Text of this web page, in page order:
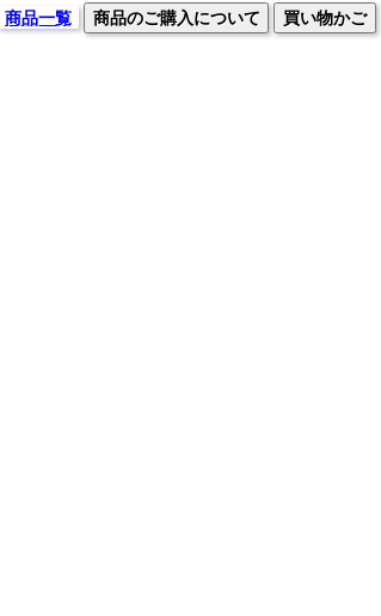
商品一覧 商品のご購入について 買い物かご